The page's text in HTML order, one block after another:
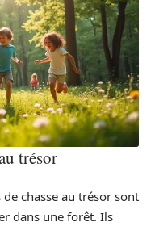
trésor
chasse au trésor sont
dans une forêt. Ils